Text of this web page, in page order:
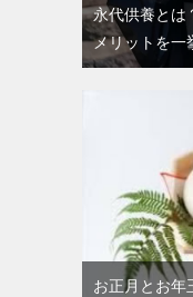
永代供養とは
メリットを一
お正月とお年